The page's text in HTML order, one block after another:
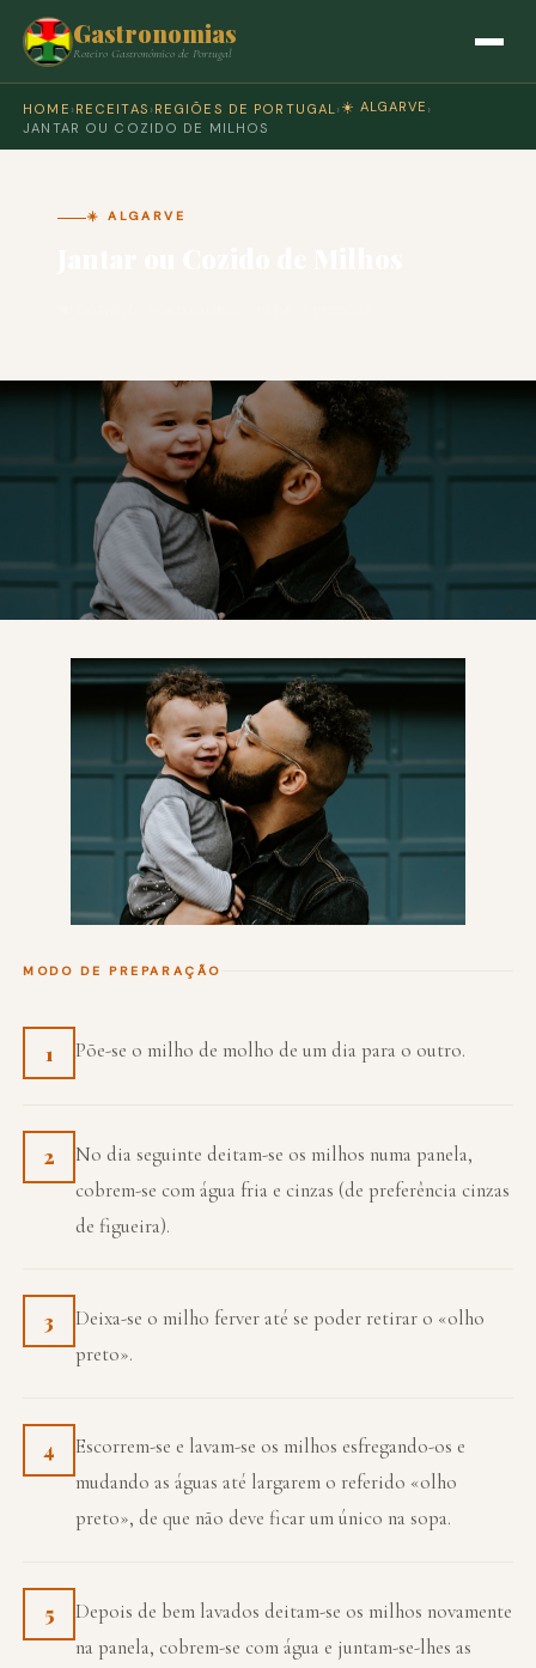
Gastronomias
Roteiro Gastronómico de Portugal
HOME › RECEITAS › REGIÕES DE PORTUGAL › ☀️ ALGARVE ›
JANTAR OU COZIDO DE MILHOS
☀️ ALGARVE
MODO DE PREPARAÇÃO
1 Põe-se o milho de molho de um dia para o outro.
2
No dia seguinte deitam-se os milhos numa panela,
cobrem-se com água fria e cinzas (de preferência cinzas
de figueira).
3
Deixa-se o milho ferver até se poder retirar o «olho
preto».
4
Escorrem-se e lavam-se os milhos esfregando-os e
mudando as águas até largarem o referido «olho
preto», de que não deve ficar um único na sopa.
5
Depois de bem lavados deitam-se os milhos novamente
na panela, cobrem-se com água e juntam-se-lhes as